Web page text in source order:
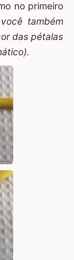
no primeiro
também
das pétalas